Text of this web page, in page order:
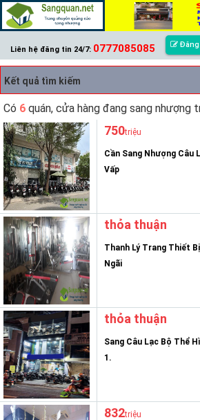
Liên hệ đăng tin 24/7: 0777085085 Đăng
Kết quả tìm kiếm
Có 6quán, cửa hàng đang sang nhượng
750triệu
Cần Sang Nhượng Câu
Vấp
thỏa thuận
Thanh Lý Trang Thiết
Ngãi
thỏa thuận
Sang Câu Lạc Bộ Thể
1.
832triệu